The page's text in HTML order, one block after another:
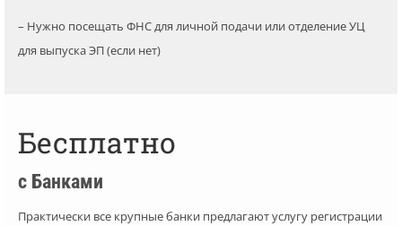
– Нужно посещать ФНС для личной подачи или отделение УЦ
для выпуска ЭП (если нет)
Бесплатно
с Банками
Практически все крупные банки предлагают услугу регистрации